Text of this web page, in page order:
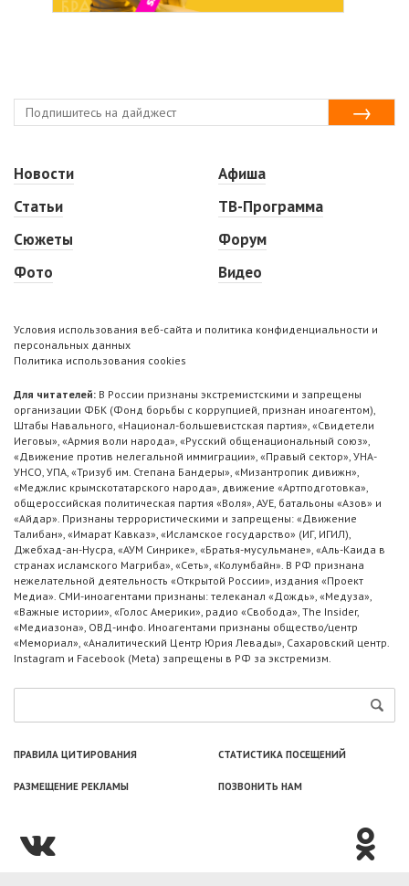
Новости
Статьи
Сюжеты
Фото
Афиша
ТВ-Программа
Форум
Видео
Условия использования веб-сайта и политика конфиденциальности и
персональных данных
Политика использования cookies
Для читателей: В России признаны экстремистскими и запрещены
организации ФБК (Фонд борьбы с коррупцией, признан иноагентом),
Штабы Навального, «Национал-большевистская партия», «Свидетели
Иеговы», «Армия воли народа», «Русский общенациональный союз»,
«Движение против нелегальной иммиграции», «Правый сектор», УНА-
УНСО, УПА, «Тризуб им. Степана Бандеры», «Мизантропик дивижн»,
«Меджлис крымскотатарского народа», движение «Артподготовка»,
общероссийская политическая партия «Воля», АУЕ, батальоны «Азов» и
«Айдар». Признаны террористическими и запрещены: «Движение
Талибан», «Имарат Кавказ», «Исламское государство» (ИГ, ИГИЛ),
Джебхад-ан-Нусра, «АУМ Синрике», «Братья-мусульмане», «Аль-Каида в
странах исламского Магриба», «Сеть», «Колумбайн». В РФ признана
нежелательной деятельность «Открытой России», издания «Проект
Медиа». СМИ-иноагентами признаны: телеканал «Дождь», «Медуза»,
«Важные истории», «Голос Америки», радио «Свобода», The Insider,
«Медиазона», ОВД-инфо. Иноагентами признаны общество/центр
«Мемориал», «Аналитический Центр Юрия Левады», Сахаровский центр.
Instagram и Facebook (Metа) запрещены в РФ за экстремизм.
ПРАВИЛА ЦИТИРОВАНИЯ СТАТИСТИКА ПОСЕЩЕНИЙ
РАЗМЕЩЕНИЕ РЕКЛАМЫ ПОЗВОНИТЬ НАМ